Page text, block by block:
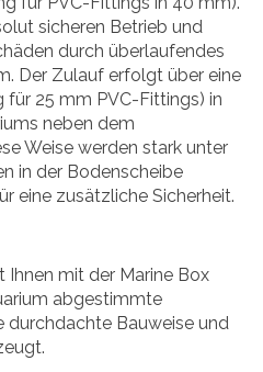
sicheren Betrieb und
durch überlaufendes
Der Zulauf erfolgt über eine
für 25 mm PVC-Fittings) in
neben dem
Weise werden stark unter
in der Bodenscheibe
eine zusätzliche Sicherheit.
mit der Marine Box
abgestimmte
durchdachte Bauweise und